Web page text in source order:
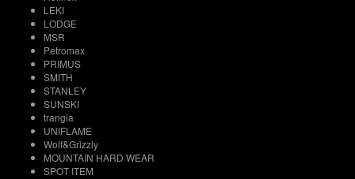
LEKI
LODGE
MSR
Petromax
PRIMUS
SMITH
STANLEY
SUNSKI
trangia
UNIFLAME
Wolf&Grizzly
MOUNTAIN HARD WEAR
SPOT ITEM